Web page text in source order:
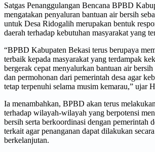
Satgas Penanggulangan Bencana BPBD
mengatakan penyaluran bantuan air bersih
untuk Desa Ridogalih merupakan bentuk
daerah terhadap kebutuhan masyarakat yang
“BPBD Kabupaten Bekasi terus berupaya
terbaik kepada masyarakat yang terdampak
bergerak cepat menyalurkan bantuan air bersih
dan permohonan dari pemerintah desa agar
tetap terpenuhi selama musim kemarau,” ujar
Ia menambahkan, BPBD akan terus
terhadap wilayah-wilayah yang berpotensi
bersih serta berkoordinasi dengan pemerintah
terkait agar penanganan dapat dilakukan
berkelanjutan.